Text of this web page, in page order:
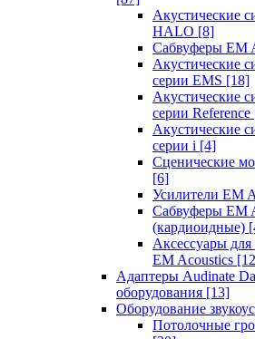
Акустические
HALO [8]
Сабвуферы EM
Акустические
серии EMS [18]
Акустические
серии Reference
Акустические
серии i [4]
Сценические
[6]
Усилители EM
Сабвуферы EM
(кардиоидные)
Аксессуары для
EM Acoustics
Адаптеры Audinate
оборудования [13]
Оборудование
Потолочные